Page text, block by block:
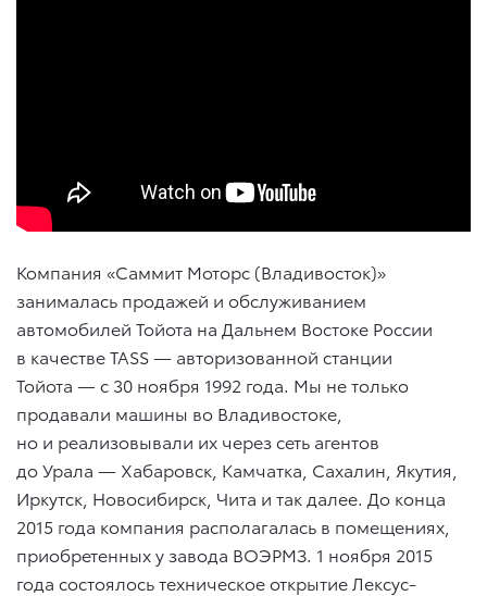
Компания «Саммит Моторс (Владивосток)»
занималась продажей и обслуживанием
автомобилей Тойота на Дальнем Востоке России
в качестве TASS — авторизованной станции
Тойота — с 30 ноября 1992 года. Мы не только
продавали машины во Владивостоке,
но и реализовывали их через сеть агентов
до Урала — Хабаровск, Камчатка, Сахалин, Якутия,
Иркутск, Новосибирск, Чита и так далее. До конца
2015 года компания располагалась в помещениях,
приобретенных у завода ВОЭРМЗ. 1 ноября 2015
года состоялось техническое открытие Лексус-